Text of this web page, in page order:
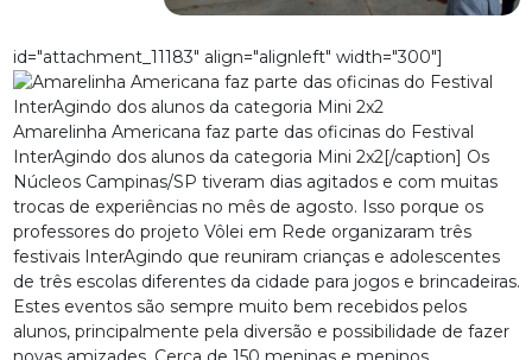
id="attachment_11183" align="alignleft" width="300"]
Amarelinha Americana faz parte das oficinas do Festival
InterAgindo dos alunos da categoria Mini 2x2[/caption] Os
Núcleos Campinas/SP tiveram dias agitados e com muitas
trocas de experiências no mês de agosto. Isso porque os
professores do projeto Vôlei em Rede organizaram três
festivais InterAgindo que reuniram crianças e adolescentes
de três escolas diferentes da cidade para jogos e brincadeiras.
Estes eventos são sempre muito bem recebidos pelos
alunos, principalmente pela diversão e possibilidade de fazer